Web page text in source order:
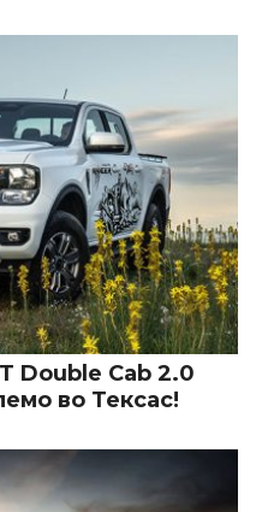
Double Cab 2.0
во Тексас!